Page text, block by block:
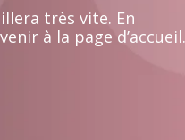
très vite. En
à la page d’accueil.